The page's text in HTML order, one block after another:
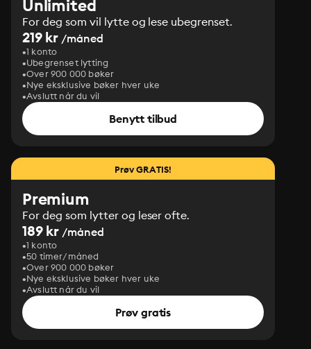
Unlimited
For deg som vil lytte og lese ubegrenset.
219 kr /måned
1 konto
Ubegrenset lytting
Over 900 000 bøker
Nye eksklusive bøker hver uke
Avslutt når du vil
Benytt tilbud
Prøv GRATIS!
Premium
For deg som lytter og leser ofte.
189 kr /måned
1 konto
50 timer/måned
Over 900 000 bøker
Nye eksklusive bøker hver uke
Avslutt når du vil
Prøv gratis